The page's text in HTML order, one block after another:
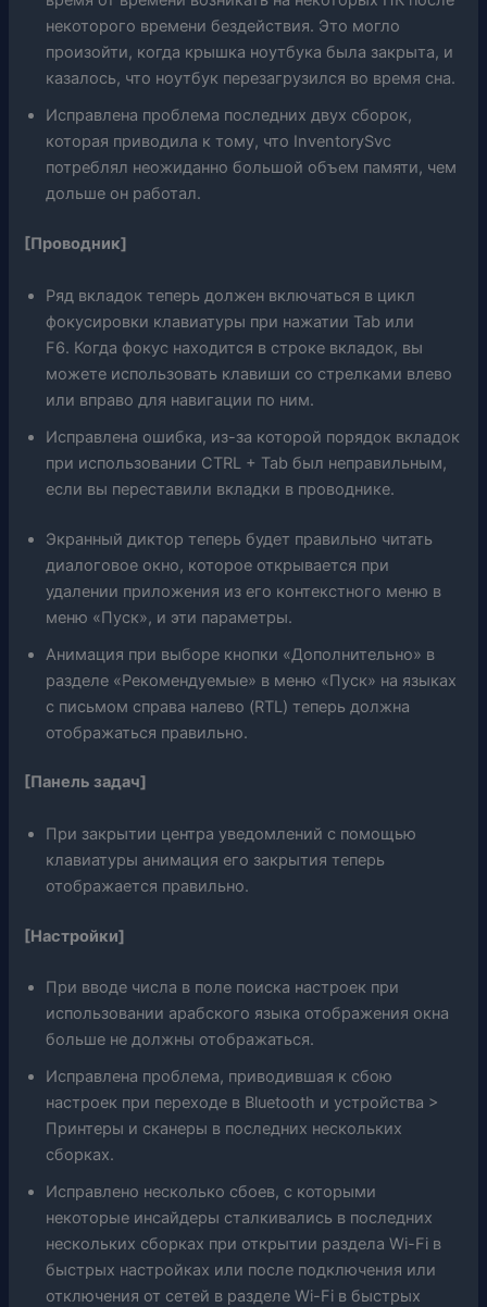
некоторого времени бездействия. Это могло
произойти, когда крышка ноутбука была закрыта, и
казалось, что ноутбук перезагрузился во время сна.
Исправлена ​​проблема последних двух сборок,
которая приводила к тому, что InventorySvc
потреблял неожиданно большой объем памяти, чем
дольше он работал.
[Проводник]
Ряд вкладок теперь должен включаться в цикл
фокусировки клавиатуры при нажатии Tab или
F6. Когда фокус находится в строке вкладок, вы
можете использовать клавиши со стрелками влево
или вправо для навигации по ним.
Исправлена ​​ошибка, из-за которой порядок вкладок
при использовании CTRL + Tab был неправильным,
если вы переставили вкладки в проводнике.
Экранный диктор теперь будет правильно читать
диалоговое окно, которое открывается при
удалении приложения из его контекстного меню в
меню «Пуск», и эти параметры.
Анимация при выборе кнопки «Дополнительно» в
разделе «Рекомендуемые» в меню «Пуск» на языках
с письмом справа налево (RTL) теперь должна
отображаться правильно.
[Панель задач]
При закрытии центра уведомлений с помощью
клавиатуры анимация его закрытия теперь
отображается правильно.
[Настройки]
При вводе числа в поле поиска настроек при
использовании арабского языка отображения окна
больше не должны отображаться.
Исправлена ​​проблема, приводившая к сбою
настроек при переходе в Bluetooth и устройства >
Принтеры и сканеры в последних нескольких
сборках.
Исправлено несколько сбоев, с которыми
некоторые инсайдеры сталкивались в последних
нескольких сборках при открытии раздела Wi-Fi в
быстрых настройках или после подключения или
отключения от сетей в разделе Wi-Fi в быстрых